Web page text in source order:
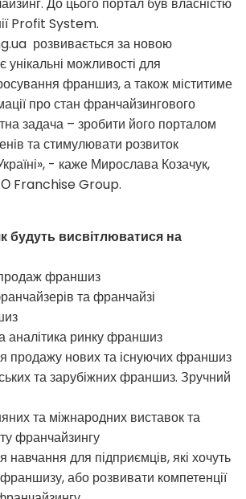
Profit System.
розвивається за новою
унікальні можливості для
франшиз, а також міститиме
про стан франчайзингового
задача – зробити його порталом
та стимулювати розвиток
- каже Мирослава Козачук,
Franchise Group.
будуть висвітлюватися на
франшиз
та франчайзі
аналітика ринку франшиз
продажу нових та існуючих франшиз
та зарубіжних франшиз. Зручний
та міжнародних виставок та
франчайзингу
для підприємців, які хочуть
або розвивати компетенції